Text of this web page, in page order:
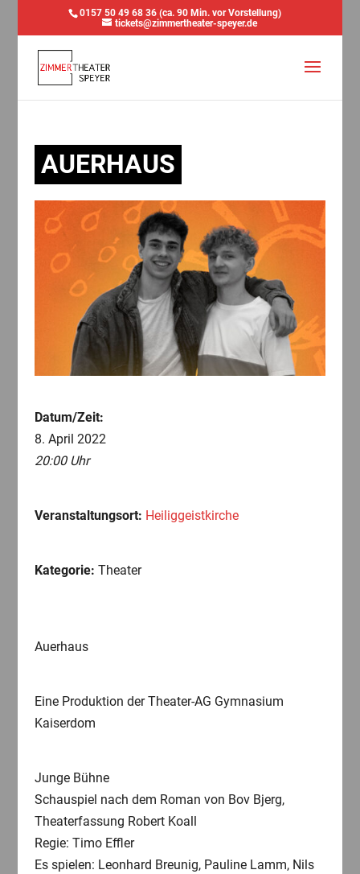
0157 50 49 68 36 (ca. 90 Min. vor Vorstellung)
tickets@zimmertheater-speyer.de
AUERHAUS
Datum/Zeit:
8. April 2022
20:00 Uhr
Veranstaltungsort: Heiliggeistkirche
Kategorie: Theater
Auerhaus
Eine Produktion der Theater-AG Gymnasium
Kaiserdom
Junge Bühne
Schauspiel nach dem Roman von Bov Bjerg,
Theaterfassung Robert Koall
Regie: Timo Effler
Es spielen: Leonhard Breunig, Pauline Lamm, Nils